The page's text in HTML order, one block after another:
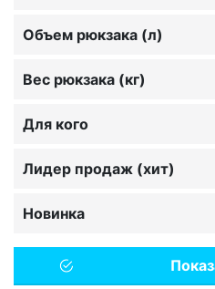
Объем рюкзака (л)
Вес рюкзака (кг)
Для кого
Лидер продаж (хит)
Новинка